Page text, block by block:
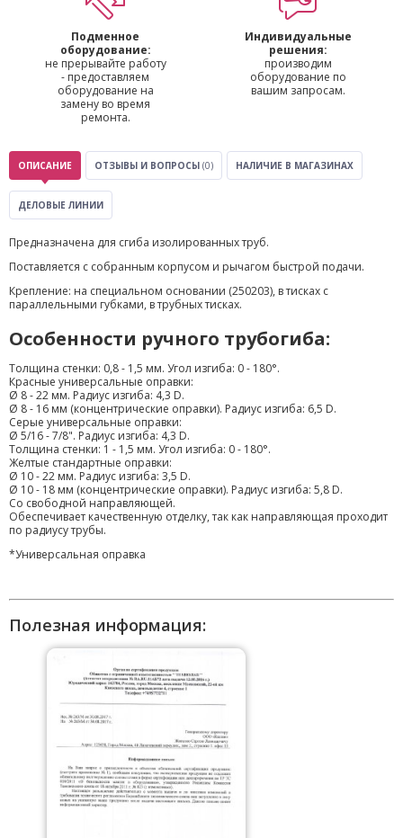
Подменное
оборудование:
не прерывайте работу
- предоставляем
оборудование на
замену во время
ремонта.
Индивидуальные
решения:
производим
оборудование по
вашим запросам.
ОПИСАНИЕ ОТЗЫВЫ И ВОПРОСЫ (0) НАЛИЧИЕ В МАГАЗИНАХ
ДЕЛОВЫЕ ЛИНИИ
Предназначена для сгиба изолированных труб.
Поставляется с собранным корпусом и рычагом быстрой подачи.
Крепление: на специальном основании (250203), в тисках с
параллельными губками, в трубных тисках.
Особенности ручного трубогиба:
Толщина стенки: 0,8 - 1,5 мм. Угол изгиба: 0 - 180°.
Красные универсальные оправки:
Ø 8 - 22 мм. Радиус изгиба: 4,3 D.
Ø 8 - 16 мм (концентрические оправки). Радиус изгиба: 6,5 D.
Серые универсальные оправки:
Ø 5/16 - 7/8". Радиус изгиба: 4,3 D.
Толщина стенки: 1 - 1,5 мм. Угол изгиба: 0 - 180°.
Желтые стандартные оправки:
Ø 10 - 22 мм. Радиус изгиба: 3,5 D.
Ø 10 - 18 мм (концентрические оправки). Радиус изгиба: 5,8 D.
Со свободной направляющей.
Обеспечивает качественную отделку, так как направляющая проходит
по радиусу трубы.
*Универсальная оправка
Полезная информация: